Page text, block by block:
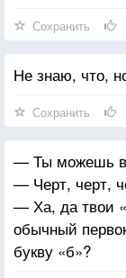
Сохранить
Не знаю, что,
Сохранить
— Ты можешь
— Черт, черт,
— Ха, да твои
обычный
букву «б»?